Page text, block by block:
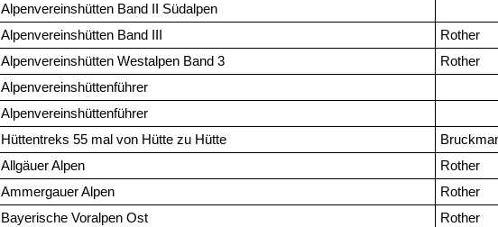
Alpenvereinshütten Band II Südalpen
Alpenvereinshütten Band III
Rother
Alpenvereinshütten Westalpen Band 3
Rother
Alpenvereinshüttenführer
Alpenvereinshüttenführer
Hüttentreks 55 mal von Hütte zu Hütte
Allgäuer Alpen
Rother
Ammergauer Alpen
Rother
Bayerische Voralpen Ost Rother